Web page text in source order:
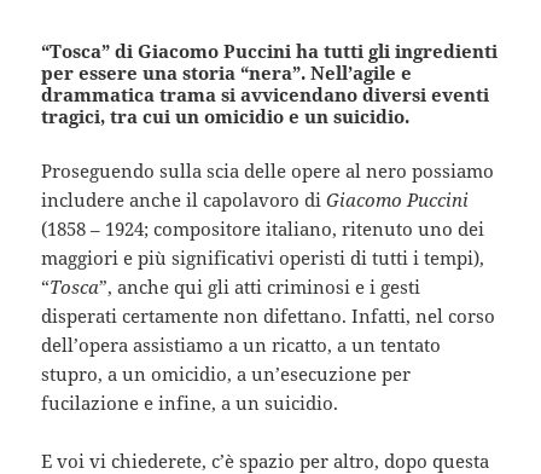
“Tosca” di Giacomo Puccini ha tutti gli ingredienti
per essere una storia “nera”. Nell’agile e
drammatica trama si avvicendano diversi eventi
tragici, tra cui un omicidio e un suicidio.
Proseguendo sulla scia delle opere al nero possiamo
includere anche il capolavoro diGiacomo Puccini
(1858 – 1924; compositore italiano, ritenuto uno dei
maggiori e più significativi operisti di tutti i tempi),
“Tosca”, anche qui gli atti criminosi e i gesti
disperati certamente non difettano. Infatti, nel corso
dell’opera assistiamo a un ricatto, a un tentato
stupro, a un omicidio, a un’esecuzione per
fucilazione e infine, a un suicidio.
E voi vi chiederete, c’è spazio per altro, dopo questa